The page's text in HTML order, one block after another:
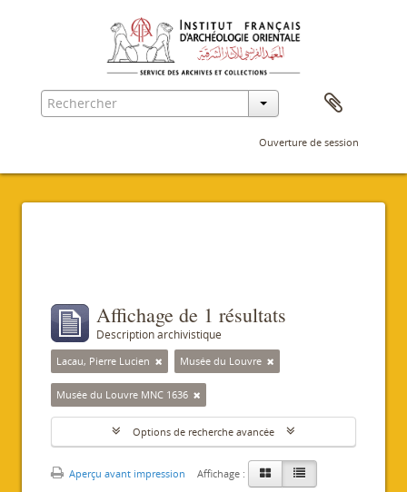
Ouverture de session
Affichage de 1 résultats
Description archivistique
Lacau, Pierre Lucien Musée du Louvre
Musée du Louvre MNC 1636
Options de recherche avancée
Aperçu avant impression Affichage :